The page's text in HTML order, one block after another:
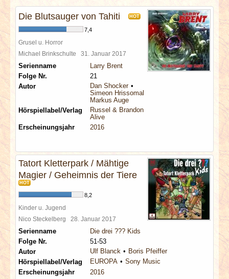
SPECIALS
REDAKTION
LINKS
ARCHIV
Die Blutsauger von Tahiti HOT
7,4
Grusel u. Horror
Michael Brinkschulte 31. Januar 2017
Serienname
Larry Brent
Folge Nr.
21
Autor
Dan Shocker
Simeon Hrissomallis
Markus Auge
Hörspiellabel/Verlag
Russel & Brandon
Alive
Erscheinungsjahr
2016
Tatort Kletterpark / Mähtige
Magier / Geheimnis der Tiere
HOT
8,2
Kinder u. Jugend
Nico Steckelberg 28. Januar 2017
Serienname
Die drei ??? Kids
Folge Nr.
51-53
Autor
Ulf Blanck
Boris Pfeiffer
Hörspiellabel/Verlag
EUROPA
Sony Music
Erscheinungsjahr
2016